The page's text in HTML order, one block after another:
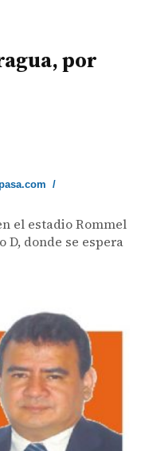
por
/
el estadio Rommel
D, donde se espera